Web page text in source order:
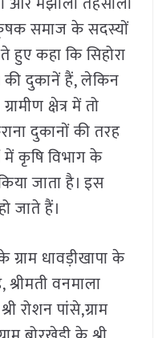
समाज के सदस्यों
हुए कहा कि सिहोरा
दुकानें हैं, लेकिन
क्षेत्र में तो
दुकानों की तरह
कृषि विभाग के
जाता है। इस
जाते हैं।
ग्राम धावड़ीखापा के
वनमाला
रोशन पांसे,ग्राम